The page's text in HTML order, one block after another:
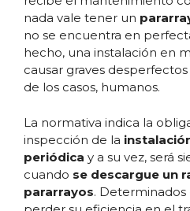
nada vale tener un
no se encuentra en
hecho, una instalación en
causar graves
de los casos, humanos.
La normativa indica la
inspección de la
periódica y a su vez, será
cuando se descargue un
pararrayos.